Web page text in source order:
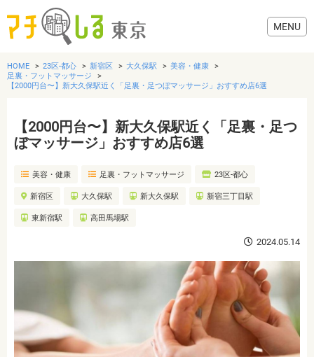
グルメ
美容・健康
HOME 23区-都心 新宿区 大久保駅
美容・健康
足裏・フットマッサージ
【2000円台〜】新大久保駅近く「足裏・足つぼマッサージ」おすすめ店6選
【2000円台〜】新大久保駅近く「足裏・足つ
ぼマッサージ」おすすめ店6選
美容・健康 足裏・フットマッサージ 23区-都心
新宿区 大久保駅 新大久保駅 新宿三丁目駅
東新宿駅 高田馬場駅
2024.05.14